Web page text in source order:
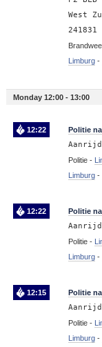
West
241831
Limburg-
Monday 12:00 - 13:00
12:22 Politie
Politie -
Limburg-
12:22 Politie
Politie -
Limburg-
12:15 Politie
Politie -
Limburg-